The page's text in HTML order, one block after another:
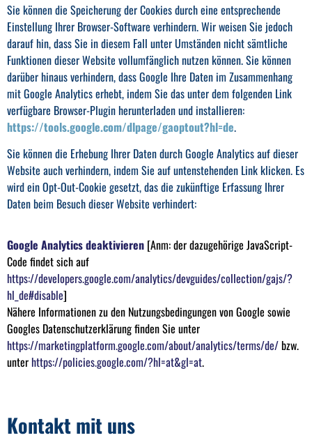
Sie können die Speicherung der Cookies durch eine entsprechende
Einstellung Ihrer Browser-Software verhindern. Wir weisen Sie jedoch
darauf hin, dass Sie in diesem Fall unter Umständen nicht sämtliche
Funktionen dieser Website vollumfänglich nutzen können. Sie können
darüber hinaus verhindern, dass Google Ihre Daten im Zusammenhang
mit Google Analytics erhebt, indem Sie das unter dem folgenden Link
verfügbare Browser-Plugin herunterladen und installieren:
https://tools.google.com/dlpage/gaoptout?hl=de.
Sie können die Erhebung Ihrer Daten durch Google Analytics auf dieser
Website auch verhindern, indem Sie auf untenstehenden Link klicken. Es
wird ein Opt-Out-Cookie gesetzt, das die zukünftige Erfassung Ihrer
Daten beim Besuch dieser Website verhindert:
Google Analytics deaktivieren [Anm: der dazugehörige JavaScript-
Code findet sich auf
https://developers.google.com/analytics/devguides/collection/gajs/?
hl_de#disable]
Nähere Informationen zu den Nutzungsbedingungen von Google sowie
Googles Datenschutzerklärung finden Sie unter
https://marketingplatform.google.com/about/analytics/terms/de/bzw.
unter https://policies.google.com/?hl=at&gl=at.
Kontakt mit uns